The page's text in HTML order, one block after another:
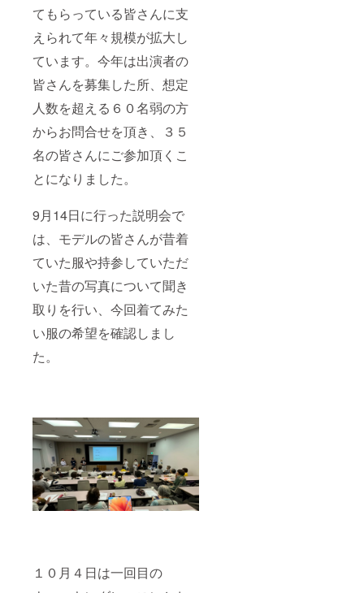
てもらっている皆さんに支
えられて年々規模が拡大し
ています。今年は出演者の
皆さんを募集した所、想定
人数を超える６０名弱の方
からお問合せを頂き、３５
名の皆さんにご参加頂くこ
とになりました。
9月14日に行った説明会で
は、モデルの皆さんが昔着
ていた服や持参していただ
いた昔の写真について聞き
取りを行い、今回着てみた
い服の希望を確認しまし
た。
１０月４日は一回目の